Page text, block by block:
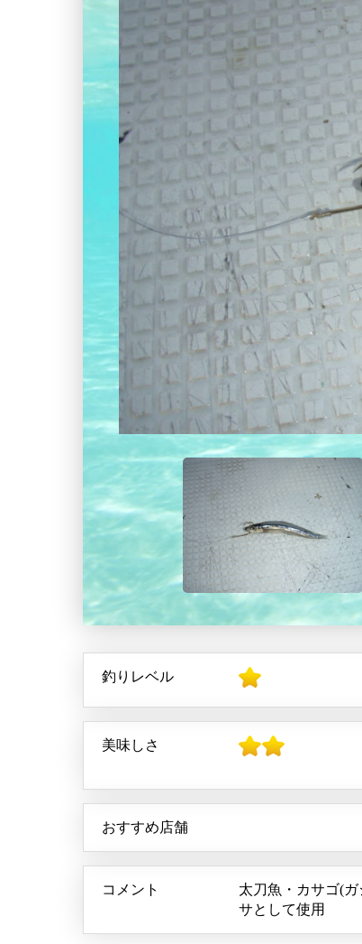
釣りレベル
美味しさ
おすすめ店舗
コメント
太刀魚・カサゴ(
サとして使用